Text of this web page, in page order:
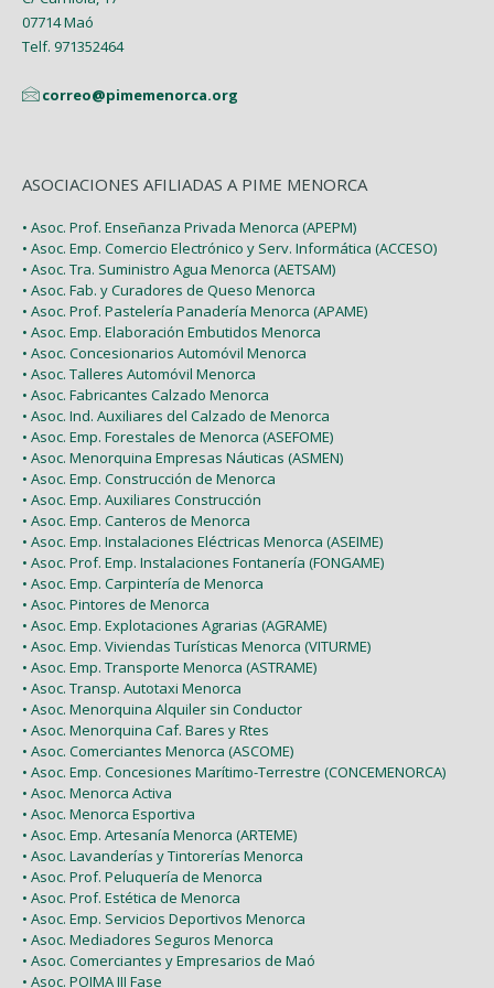
Enero (2)
07714 Maó
Telf. 971352464
correo@pimemenorca.org
ASOCIACIONES AFILIADAS A PIME MENORCA
• Asoc. Prof. Enseñanza Privada Menorca (APEPM)
• Asoc. Emp. Comercio Electrónico y Serv. Informática (ACCESO)
• Asoc. Tra. Suministro Agua Menorca (AETSAM)
• Asoc. Fab. y Curadores de Queso Menorca
• Asoc. Prof. Pastelería Panadería Menorca (APAME)
• Asoc. Emp. Elaboración Embutidos Menorca
• Asoc. Concesionarios Automóvil Menorca
• Asoc. Talleres Automóvil Menorca
• Asoc. Fabricantes Calzado Menorca
• Asoc. Ind. Auxiliares del Calzado de Menorca
• Asoc. Emp. Forestales de Menorca (ASEFOME)
• Asoc. Menorquina Empresas Náuticas (ASMEN)
• Asoc. Emp. Construcción de Menorca
• Asoc. Emp. Auxiliares Construcción
• Asoc. Emp. Canteros de Menorca
• Asoc. Emp. Instalaciones Eléctricas Menorca (ASEIME)
• Asoc. Prof. Emp. Instalaciones Fontanería (FONGAME)
• Asoc. Emp. Carpintería de Menorca
• Asoc. Pintores de Menorca
• Asoc. Emp. Explotaciones Agrarias (AGRAME)
• Asoc. Emp. Viviendas Turísticas Menorca (VITURME)
• Asoc. Emp. Transporte Menorca (ASTRAME)
• Asoc. Transp. Autotaxi Menorca
• Asoc. Menorquina Alquiler sin Conductor
• Asoc. Menorquina Caf. Bares y Rtes
• Asoc. Comerciantes Menorca (ASCOME)
• Asoc. Emp. Concesiones Marítimo-Terrestre (CONCEMENORCA)
• Asoc. Menorca Activa
• Asoc. Menorca Esportiva
• Asoc. Emp. Artesanía Menorca (ARTEME)
• Asoc. Lavanderías y Tintorerías Menorca
• Asoc. Prof. Peluquería de Menorca
• Asoc. Prof. Estética de Menorca
• Asoc. Emp. Servicios Deportivos Menorca
• Asoc. Mediadores Seguros Menorca
• Asoc. Comerciantes y Empresarios de Maó
• Asoc. POIMA III Fase